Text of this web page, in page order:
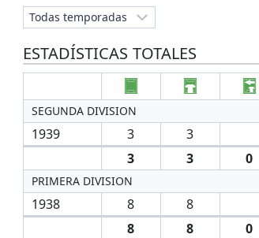
ESTADÍSTICAS TOTALES
SEGUNDA DIVISION
1939 3 3
3
3 0
PRIMERA DIVISION
1938 8 8
8
8 0